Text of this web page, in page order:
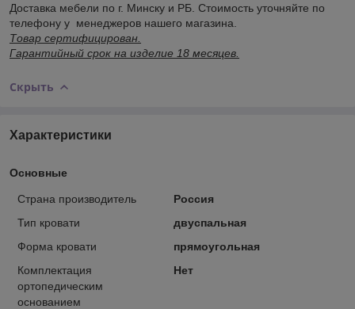
Доставка мебели по г. Минску и РБ. Стоимость уточняйте по
телефону у менеджеров нашего магазина.
Товар сертифицирован.
Гарантийный срок на изделие 18 месяцев.
Скрыть
Характеристики
Основные
Страна производитель
Россия
Тип кровати
двуспальная
Форма кровати
прямоугольная
Комплектация
ортопедическим
основанием
Нет